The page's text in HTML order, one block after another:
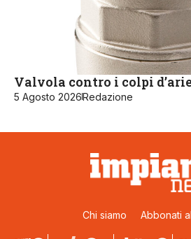
Valvola contro i colpi
5 Agosto 2026Redazione
Chi siamo Abbonati